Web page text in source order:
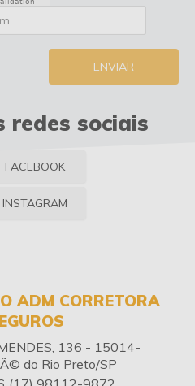
ENVIAR
redes sociais
FACEBOOK
INSTAGRAM
ADM CORRETORA
136 - 15014-
do Rio Preto/SP